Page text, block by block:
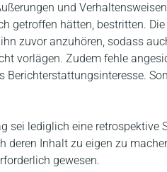
und
getroffen hätten, bestritten.
zuvor anzuhören, sodass
vorlägen. Zudem fehle
Berichterstattungsinteresse.
sei lediglich eine retrospektive
deren Inhalt zu eigen zu
gewesen.